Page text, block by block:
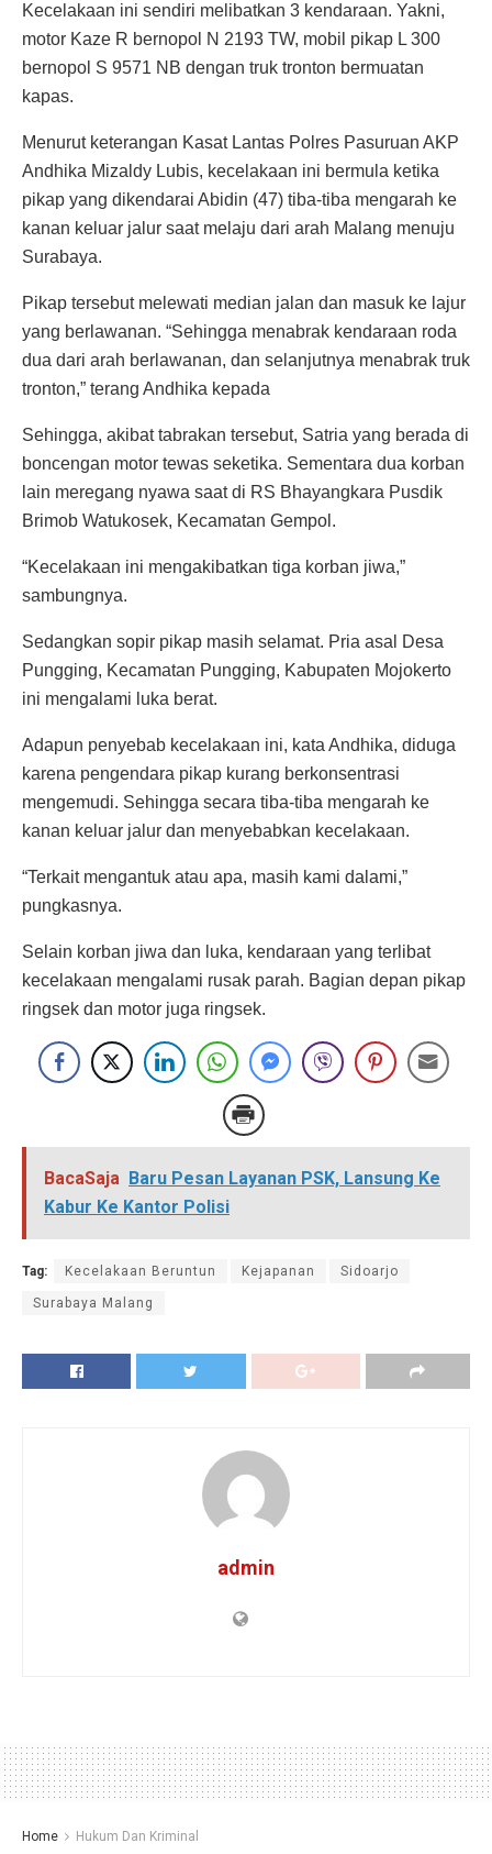
Kecelakaan ini sendiri melibatkan 3 kendaraan. Yakni,
motor Kaze R bernopol N 2193 TW, mobil pikap L 300
bernopol S 9571 NB dengan truk tronton bermuatan
kapas.
Menurut keterangan Kasat Lantas Polres Pasuruan AKP
Andhika Mizaldy Lubis, kecelakaan ini bermula ketika
pikap yang dikendarai Abidin (47) tiba-tiba mengarah ke
kanan keluar jalur saat melaju dari arah Malang menuju
Surabaya.
Pikap tersebut melewati median jalan dan masuk ke lajur
yang berlawanan. “Sehingga menabrak kendaraan roda
dua dari arah berlawanan, dan selanjutnya menabrak truk
tronton,” terang Andhika kepada
Sehingga, akibat tabrakan tersebut, Satria yang berada di
boncengan motor tewas seketika. Sementara dua korban
lain meregang nyawa saat di RS Bhayangkara Pusdik
Brimob Watukosek, Kecamatan Gempol.
“Kecelakaan ini mengakibatkan tiga korban jiwa,”
sambungnya.
Sedangkan sopir pikap masih selamat. Pria asal Desa
Pungging, Kecamatan Pungging, Kabupaten Mojokerto
ini mengalami luka berat.
Adapun penyebab kecelakaan ini, kata Andhika, diduga
karena pengendara pikap kurang berkonsentrasi
mengemudi. Sehingga secara tiba-tiba mengarah ke
kanan keluar jalur dan menyebabkan kecelakaan.
“Terkait mengantuk atau apa, masih kami dalami,”
pungkasnya.
Selain korban jiwa dan luka, kendaraan yang terlibat
kecelakaan mengalami rusak parah. Bagian depan pikap
ringsek dan motor juga ringsek.
BacaSaja Baru Pesan Layanan PSK, Lansung Ke
Kabur Ke Kantor Polisi
Tag: Kecelakaan Beruntun Kejapanan Sidoarjo
Surabaya Malang
admin
Home Hukum Dan Kriminal